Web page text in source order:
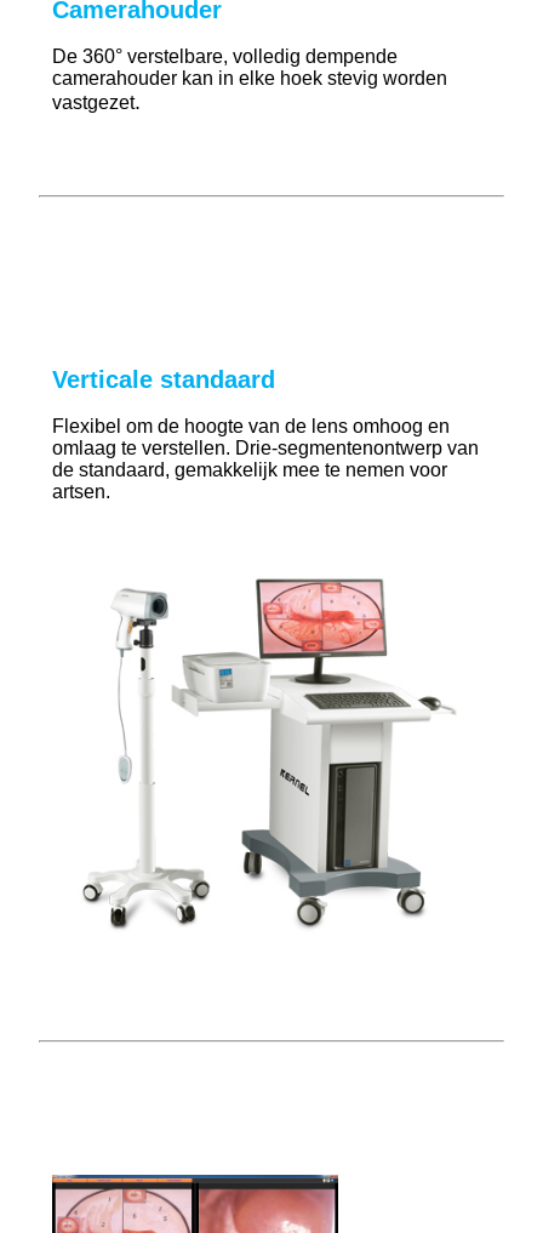
Camerahouder
De 360° verstelbare, volledig dempende
camerahouder kan in elke hoek stevig worden
vastgezet.
Verticale standaard
Flexibel om de hoogte van de lens omhoog en
omlaag te verstellen. Drie-segmentenontwerp van
de standaard, gemakkelijk mee te nemen voor
artsen.